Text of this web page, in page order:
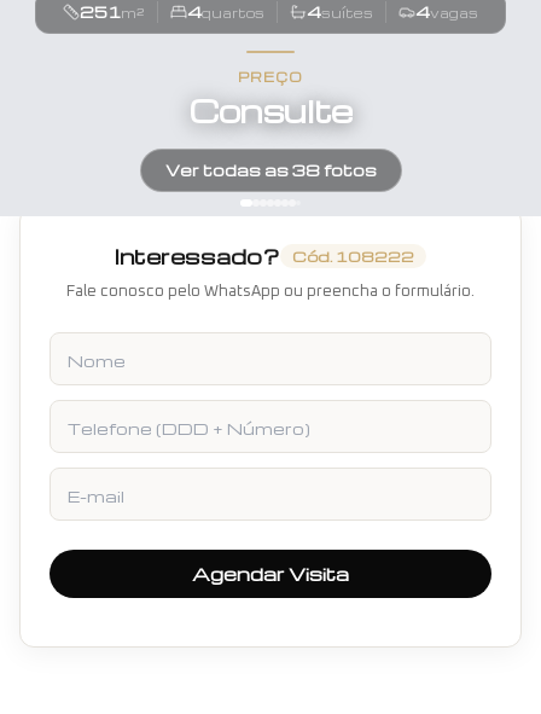
251m² 4quartos 4suítes 4vagas
PREÇO
Consulte
Ver todas as38fotos
Interessado? Cód. 108222
Fale conosco pelo WhatsApp ou preencha o formulário.
Nome
Telefone
E-mail
Agendar Visita